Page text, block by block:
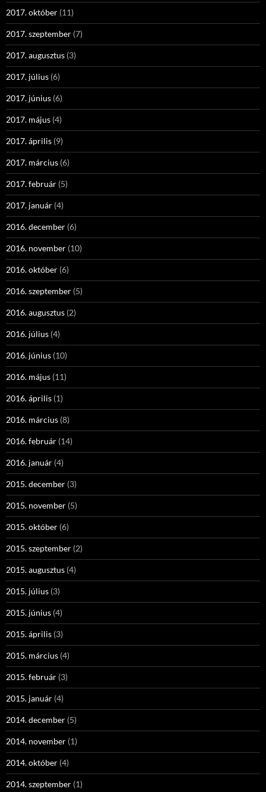
2017. október (11)
2017. szeptember (7)
2017. augusztus (3)
2017. július (6)
2017. június (6)
2017. május (4)
2017. április (9)
2017. március (6)
2017. február (5)
2017. január (4)
2016. december (6)
2016. november (10)
2016. október (6)
2016. szeptember (5)
2016. augusztus (2)
2016. július (4)
2016. június (10)
2016. május (11)
2016. április (1)
2016. március (8)
2016. február (14)
2016. január (4)
2015. december (3)
2015. november (5)
2015. október (6)
2015. szeptember (2)
2015. augusztus (4)
2015. július (3)
2015. június (4)
2015. április (3)
2015. március (4)
2015. február (3)
2015. január (4)
2014. december (5)
2014. november (1)
2014. október (4)
2014. szeptember (1)